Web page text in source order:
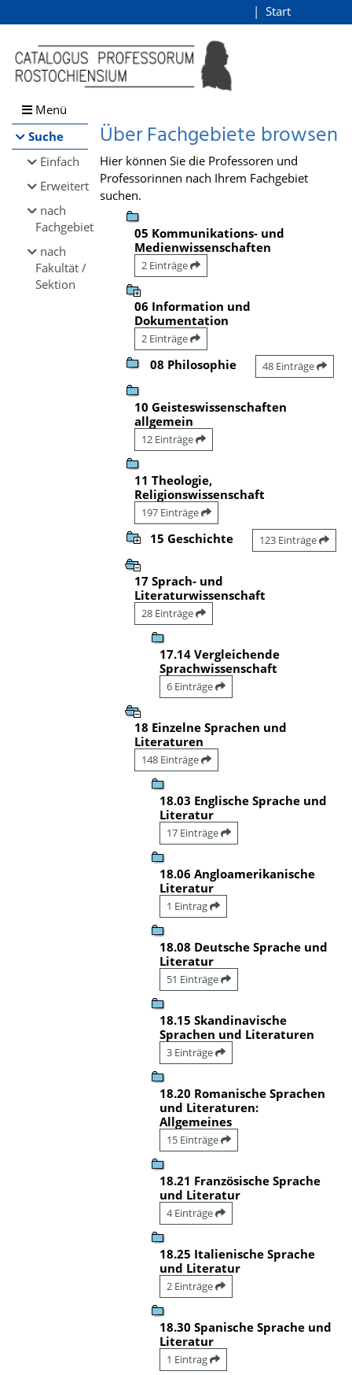
Browsen
direkt zum Inhalt
Start
Menü
Suche
Einfach
Erweitert
nach
Fachgebiet
nach
Fakultät /
Sektion
Über Fachgebiete browsen
Hier können Sie die Professoren und
Professorinnen nach Ihrem Fachgebiet
suchen.
05 Kommunikations- und
Medienwissenschaften
2 Einträge
06 Information und
Dokumentation
2 Einträge
08 Philosophie 48 Einträge
10 Geisteswissenschaften
allgemein
12 Einträge
11 Theologie,
Religionswissenschaft
197 Einträge
15 Geschichte 123 Einträge
17 Sprach- und
Literaturwissenschaft
28 Einträge
17.14 Vergleichende
Sprachwissenschaft
6 Einträge
18 Einzelne Sprachen und
Literaturen
148 Einträge
18.03 Englische Sprache und
Literatur
17 Einträge
18.06 Angloamerikanische
Literatur
1 Eintrag
18.08 Deutsche Sprache und
Literatur
51 Einträge
18.15 Skandinavische
Sprachen und Literaturen
3 Einträge
18.20 Romanische Sprachen
und Literaturen:
Allgemeines
15 Einträge
18.21 Französische Sprache
und Literatur
4 Einträge
18.25 Italienische Sprache
und Literatur
2 Einträge
18.30 Spanische Sprache und
Literatur
1 Eintrag